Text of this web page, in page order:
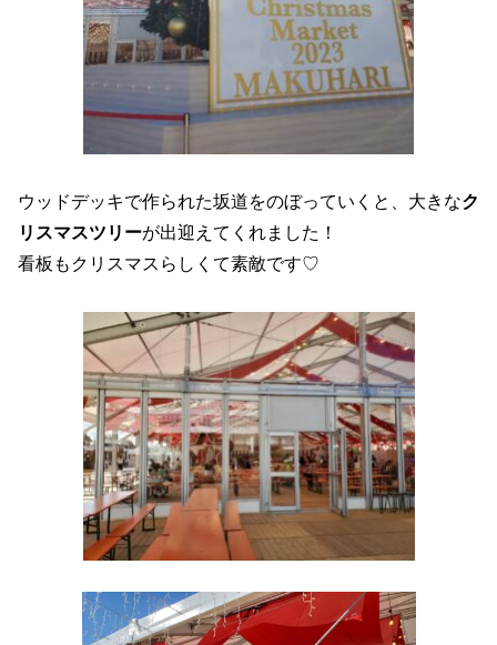
ウッドデッキで作られた坂道をのぼっていくと、大きなク
リスマスツリーが出迎えてくれました！
看板もクリスマスらしくて素敵です♡